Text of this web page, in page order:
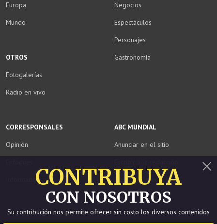
CONTRIBUYA
CON NOSOTROS
Su contribución nos permite ofrecer sin costo los diversos contenidos
Europa
Mundo
Negocios
Espectáculos
Personajes
Gastronomía
CORRESPONSALES
Opinión
Informados
OTROS
Fotogalerías
Radio en vivo
ABC MUNDIAL
Anunciar en el sitio
Descargar media kit
Staff